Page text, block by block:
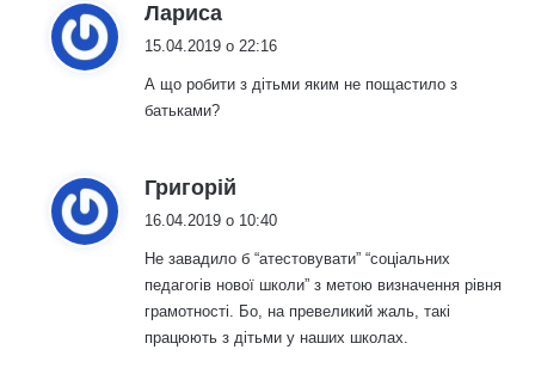
Лариса
15.04.2019 о 22:16
А що робити з дітьми яким не пощастило з
батьками?
Григорій
16.04.2019 о 10:40
Не завадило б “атестовувати” “соціальних
педагогів нової школи” з метою визначення рівня
грамотності. Бо, на превеликий жаль, такі
працюють з дітьми у наших школах.